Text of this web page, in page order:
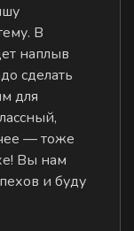
В
наплыв
сделать
для
— тоже
Вы нам
и буду